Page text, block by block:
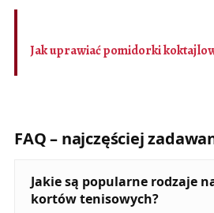
Jak uprawiać pomidorki
FAQ – najczęściej
Jakie są popularne rodzaje
kortów tenisowych?